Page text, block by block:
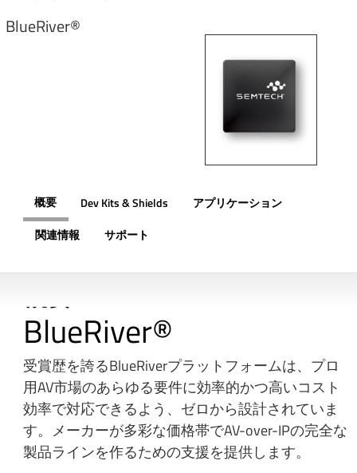
BlueRiver®
概要 Dev Kits & Shields
アプリケーション
関連情報
サポート
BlueRiver®
受賞歴を誇るBlueRiverプラットフォームは、プロ
用AV市場のあらゆる要件に効率的かつ高いコスト
効率で対応できるよう、ゼロから設計されていま
す。メーカーが多彩な価格帯でAV-over-IPの完全な
製品ラインを作るための支援を提供します。